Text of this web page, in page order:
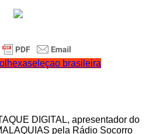
hexaseleçao brasileira
DIGITAL, apresentador do
pela Rádio Socorro